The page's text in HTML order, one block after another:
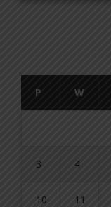
P W
3 4
10 11